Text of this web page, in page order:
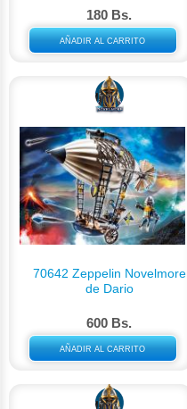
180 Bs.
AÑADIR AL CARRITO
70642 Zeppelin Novelmore
de Dario
600 Bs.
AÑADIR AL CARRITO